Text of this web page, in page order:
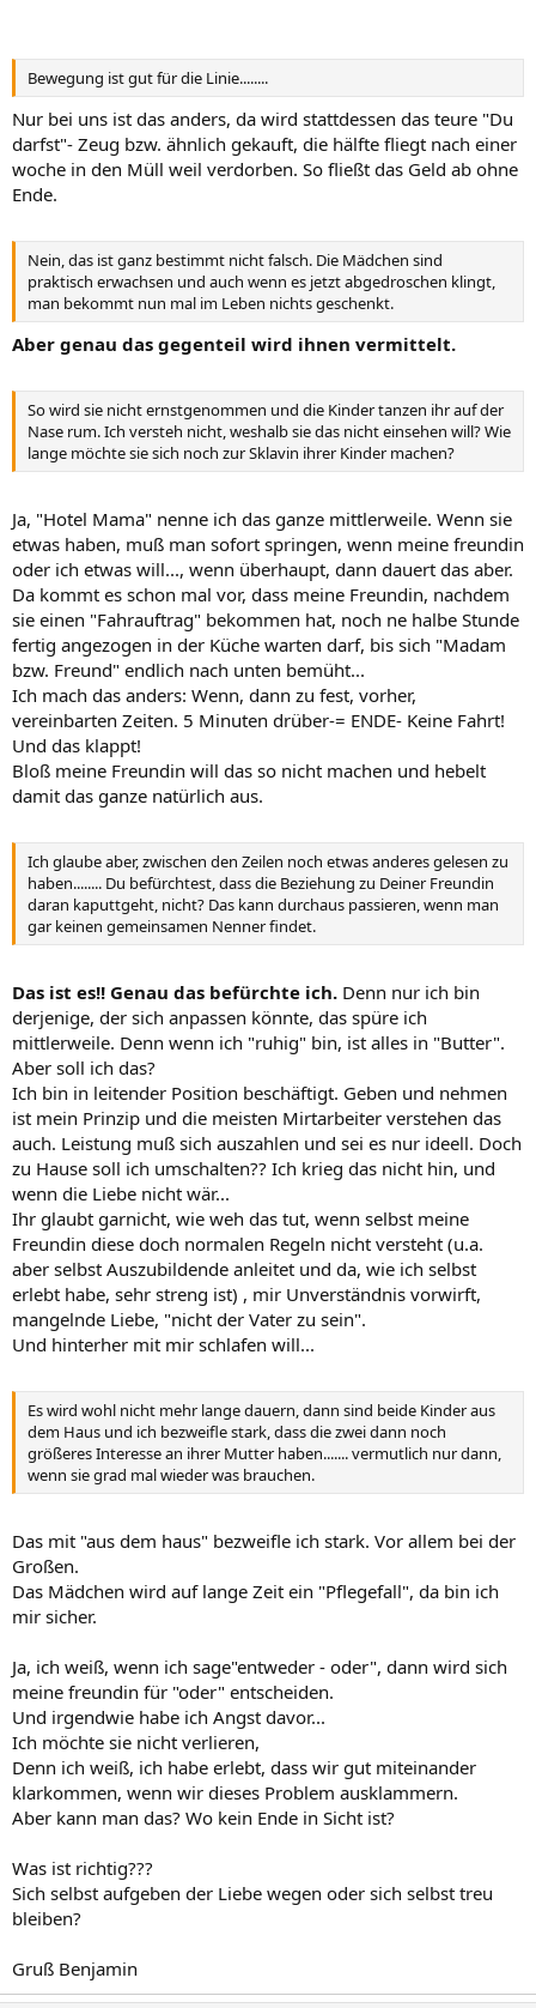
Bewegung ist gut für die Linie........
Nur bei uns ist das anders, da wird stattdessen das teure "Du
darfst"- Zeug bzw. ähnlich gekauft, die hälfte fliegt nach einer
woche in den Müll weil verdorben. So fließt das Geld ab ohne
Ende.
Nein, das ist ganz bestimmt nicht falsch. Die Mädchen sind
praktisch erwachsen und auch wenn es jetzt abgedroschen klingt,
man bekommt nun mal im Leben nichts geschenkt.
Aber genau das gegenteil wird ihnen vermittelt.
So wird sie nicht ernstgenommen und die Kinder tanzen ihr auf der
Nase rum. Ich versteh nicht, weshalb sie das nicht einsehen will? Wie
lange möchte sie sich noch zur Sklavin ihrer Kinder machen?
Ja, "Hotel Mama" nenne ich das ganze mittlerweile. Wenn sie
etwas haben, muß man sofort springen, wenn meine freundin
oder ich etwas will..., wenn überhaupt, dann dauert das aber.
Da kommt es schon mal vor, dass meine Freundin, nachdem
sie einen "Fahrauftrag" bekommen hat, noch ne halbe Stunde
fertig angezogen in der Küche warten darf, bis sich "Madam
bzw. Freund" endlich nach unten bemüht...
Ich mach das anders: Wenn, dann zu fest, vorher,
vereinbarten Zeiten. 5 Minuten drüber-= ENDE- Keine Fahrt!
Und das klappt!
Bloß meine Freundin will das so nicht machen und hebelt
damit das ganze natürlich aus.
Ich glaube aber, zwischen den Zeilen noch etwas anderes gelesen zu
haben........ Du befürchtest, dass die Beziehung zu Deiner Freundin
daran kaputtgeht, nicht? Das kann durchaus passieren, wenn man
gar keinen gemeinsamen Nenner findet.
Das ist es!! Genau das befürchte ich. Denn nur ich bin
derjenige, der sich anpassen könnte, das spüre ich
mittlerweile. Denn wenn ich "ruhig" bin, ist alles in "Butter".
Aber soll ich das?
Ich bin in leitender Position beschäftigt. Geben und nehmen
ist mein Prinzip und die meisten Mirtarbeiter verstehen das
auch. Leistung muß sich auszahlen und sei es nur ideell. Doch
zu Hause soll ich umschalten?? Ich krieg das nicht hin, und
wenn die Liebe nicht wär...
Ihr glaubt garnicht, wie weh das tut, wenn selbst meine
Freundin diese doch normalen Regeln nicht versteht (u.a.
aber selbst Auszubildende anleitet und da, wie ich selbst
erlebt habe, sehr streng ist) , mir Unverständnis vorwirft,
mangelnde Liebe, "nicht der Vater zu sein".
Und hinterher mit mir schlafen will...
Es wird wohl nicht mehr lange dauern, dann sind beide Kinder aus
dem Haus und ich bezweifle stark, dass die zwei dann noch
größeres Interesse an ihrer Mutter haben....... vermutlich nur dann,
wenn sie grad mal wieder was brauchen.
Das mit "aus dem haus" bezweifle ich stark. Vor allem bei der
Großen.
Das Mädchen wird auf lange Zeit ein "Pflegefall", da bin ich
mir sicher.
Ja, ich weiß, wenn ich sage"entweder - oder", dann wird sich
meine freundin für "oder" entscheiden.
Und irgendwie habe ich Angst davor...
Ich möchte sie nicht verlieren,
Denn ich weiß, ich habe erlebt, dass wir gut miteinander
klarkommen, wenn wir dieses Problem ausklammern.
Aber kann man das? Wo kein Ende in Sicht ist?
Was ist richtig???
Sich selbst aufgeben der Liebe wegen oder sich selbst treu
bleiben?
Gruß Benjamin